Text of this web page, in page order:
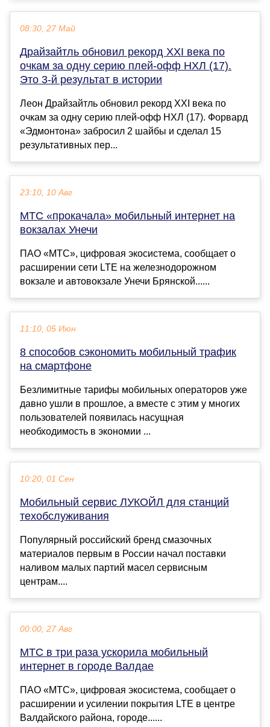
08:30, 27 Май
Драйзайтль обновил рекорд XXI века по
очкам за одну серию плей-офф НХЛ (17).
Это 3-й результат в истории
Леон Драйзайтль обновил рекорд XXI века по
очкам за одну серию плей-офф НХЛ (17). Форвард
«Эдмонтона» забросил 2 шайбы и сделал 15
результативных пер...
23:10, 10 Авг
МТС «прокачала» мобильный интернет на
вокзалах Унечи
ПАО «МТС», цифровая экосистема, сообщает о
расширении сети LTE на железнодорожном
вокзале и автовокзале Унечи Брянской......
11:10, 05 Июн
8 способов сэкономить мобильный трафик
на смартфоне
Безлимитные тарифы мобильных операторов уже
давно ушли в прошлое, а вместе с этим у многих
пользователей появилась насущная
необходимость в экономии ...
10:20, 01 Сен
Мобильный сервис ЛУКОЙЛ для станций
техобслуживания
Популярный российский бренд смазочных
материалов первым в России начал поставки
наливом малых партий масел сервисным
центрам....
00:00, 27 Авг
МТС в три раза ускорила мобильный
интернет в городе Валдае
ПАО «МТС», цифровая экосистема, сообщает о
расширении и усилении покрытия LTE в центре
Валдайского района, городе......